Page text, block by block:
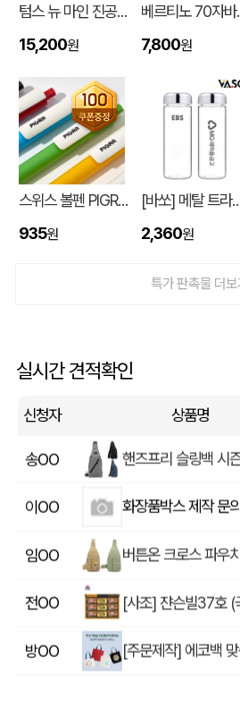
텀스 뉴 마인 진공 스텐텀블러 650ml
15,200원
베르티
7,800원
스위스 볼펜 PIGRA P03 피그라 볼펜
935원
[바쏘] 메탈 트라
2,360원
특가 판촉물 더보
실시간 견적확인
신청자 상품명
이OO 입체형떡메모_(도자
이OO 상품제안(웰컴키트제
윤OO
송OO
이OO 화장품박스 제작 문
임OO
전OO
방OO